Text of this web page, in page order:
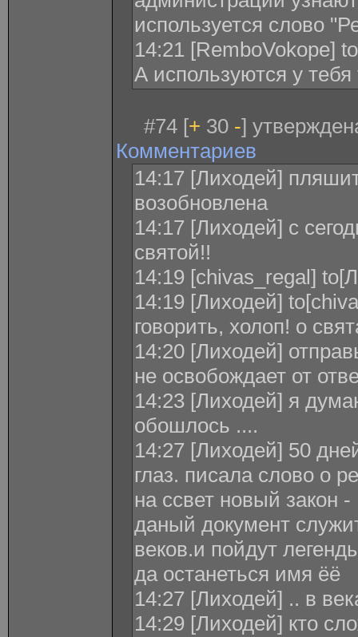
используется слово
14:21 [RemboVokope]
А используются у тебя
#74 [+ 30 -]
Комментариев
14:17 [Лиходей]
возобновлена
14:17 [Лиходей] с
святой!!
14:19 [chivas_regal]
14:19 [Лиходей]
говорить, холоп! о
14:20 [Лиходей]
не освобождает от
14:23 [Лиходей] я
обошлось ....
14:27 [Лиходей] 50
глаз. писала слово о
на ссвет новый
даный документ
веков.и пойдут
да останеться имя ёё
14:27 [Лиходей] .. в
14:29 [Лиходей] кто